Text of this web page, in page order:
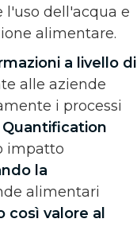
dell'acqua e
alimentare.
a livello di
alle aziende
i processi
impatto
la
alimentari
così valore al